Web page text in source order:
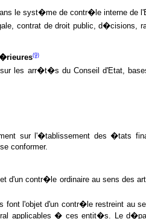
le syst�me de contr�le interne de
contrat de droit public,
(9)
les arr�t�s du Conseil d'Etat,
sur l'�tablissement des �tats
conformer.
contr�le ordinaire au sens des
l'objet d'un contr�le restreint au
� ces entit�s. Le